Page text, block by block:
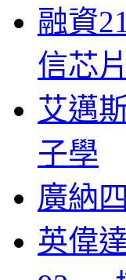
融資
信芯片
艾邁
子學
廣納
英偉